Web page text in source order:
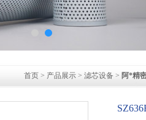
首页 > 产品展示 > 滤芯设备 > 阿*精